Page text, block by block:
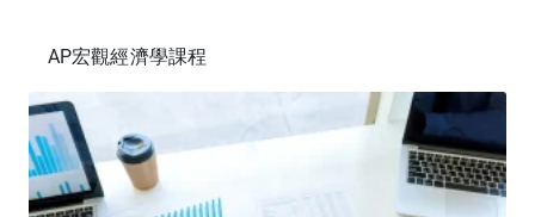
AP宏觀經濟學課程